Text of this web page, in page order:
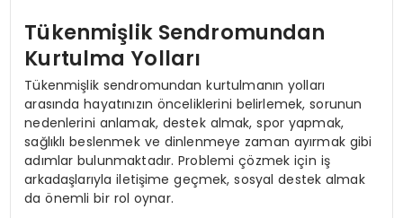
Tükenmişlik Sendromundan
Kurtulma Yolları
Tükenmişlik sendromundan kurtulmanın yolları
arasında hayatınızın önceliklerini belirlemek, sorunun
nedenlerini anlamak, destek almak, spor yapmak,
sağlıklı beslenmek ve dinlenmeye zaman ayırmak gibi
adımlar bulunmaktadır. Problemi çözmek için iş
arkadaşlarıyla iletişime geçmek, sosyal destek almak
da önemli bir rol oynar.